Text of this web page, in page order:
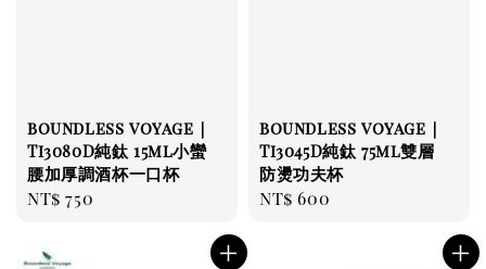
boundless voyage｜
Ti3080D純鈦 15ml小蠻
腰加厚調酒杯一口杯
Regular
NT$ 750
boundless voyage｜
Ti3045D純鈦 75ml雙層
防燙功夫杯
Regular
NT$ 600